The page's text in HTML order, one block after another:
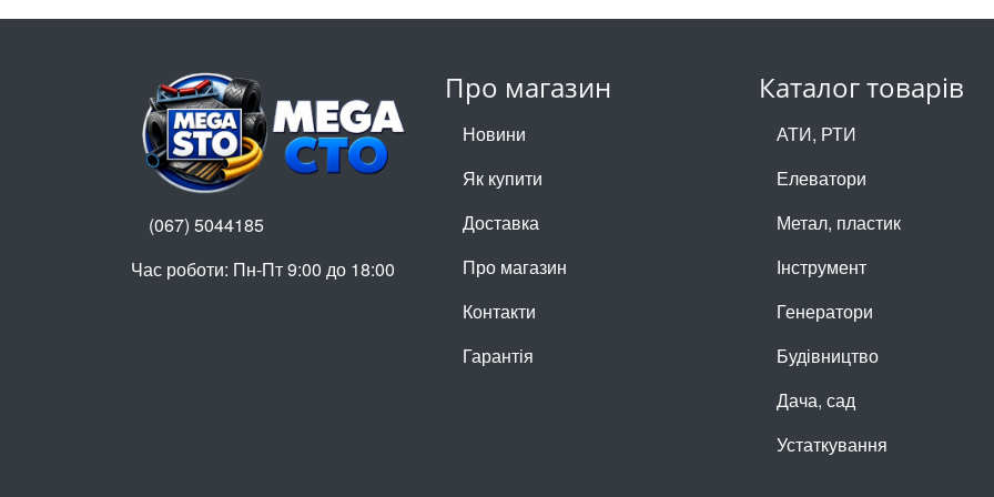
Про магазин
Новини
Як купити
Доставка
Про магазин
Контакти
Гарантія
Каталог товарів
АТИ, РТИ
Елеватори
Метал, пластик
Інструмент
Генератори
Будівництво
Дача, сад
Устаткування
(067) 5044185
Час роботи: Пн-Пт 9:00 до 18:00